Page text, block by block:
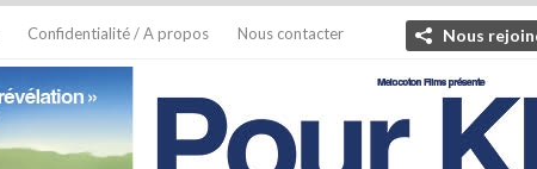
Confidentialité / A propos Nous contacter Nous